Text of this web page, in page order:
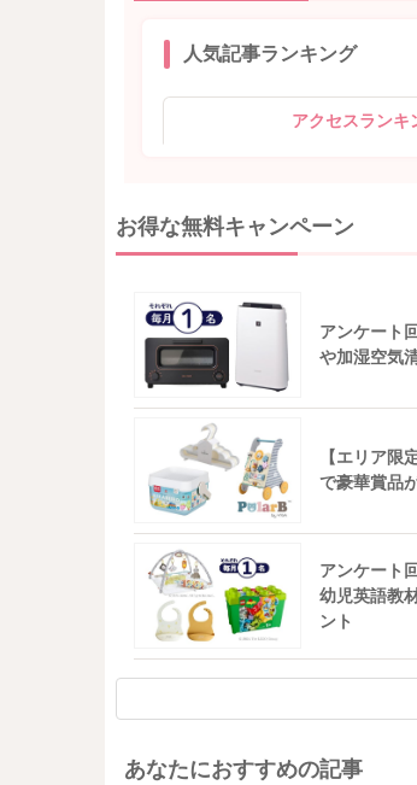
人気記事ランキング
アクセスランキ
お得な無料キャンペーン
アンケート
や加湿空気
【エリア限
で豪華賞品
アンケート
幼児英語教
ント
あなたにおすすめの記事